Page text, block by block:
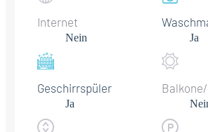
Internet
Nein Ja
Geschirrspüler
Ja